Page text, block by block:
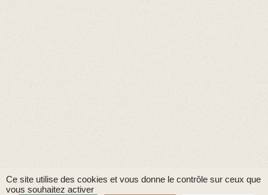
Ce site utilise des cookies et vous donne le contrôle sur ceux que
vous souhaitez activer